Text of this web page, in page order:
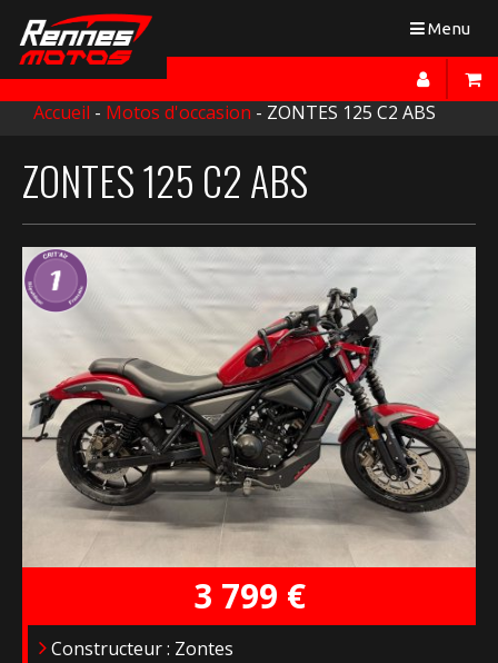
Toggle
Menu
Accueil - Motos d'occasion - ZONTES 125 C2 ABS
ZONTES 125 C2 ABS
3 799 €
Constructeur : Zontes